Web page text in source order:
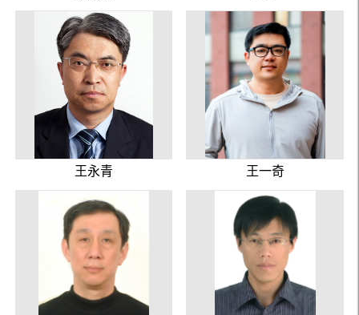
王永青 王一奇